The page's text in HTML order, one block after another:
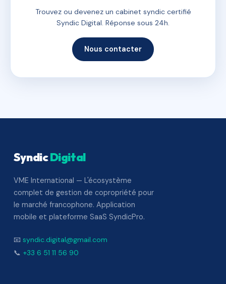
Trouvez ou devenez un cabinet syndic certifié
Syndic Digital. Réponse sous 24h.
Nous contacter
SyndicDigital
VME International — L'écosystème
complet de gestion de copropriété pour
le marché francophone. Application
mobile et plateforme SaaS SyndicPro.
📧 syndic.digital@gmail.com
📞 +33 6 51 11 56 90